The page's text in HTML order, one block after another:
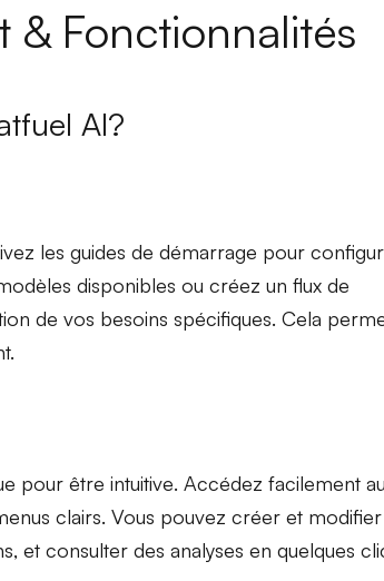
& Fonctionnalités
AI?
les guides de démarrage pour
disponibles ou créez un flux de
de vos besoins spécifiques. Cela
pour être intuitive. Accédez facilement
clairs. Vous pouvez créer et
, et consulter des analyses en quelques